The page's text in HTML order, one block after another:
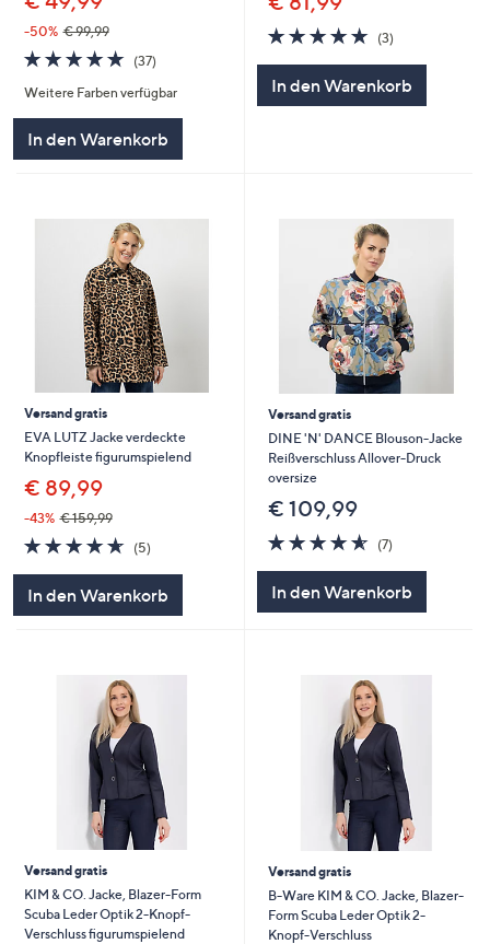
-50% € 99,99
4.7
von
5
(37)37
Weitere Farben verfügbar
In den Warenkorb
4.7
von
(3)3
In den Warenkorb
Versand gratis
EVA LUTZ Jacke verdeckte
Knopfleiste figurumspielend
€ 89,99
-43% € 159,99
4.6
von
(5)5
In den Warenkorb
Versand gratis
DINE 'N' DANCE Blouson-Jacke
Reißverschluss Allover-Druck
oversize
€ 109,99
4.6
von
(7)7
In den Warenkorb
Versand gratis
KIM & CO. Jacke, Blazer-Form
Scuba Leder Optik 2-Knopf-
Verschluss figurumspielend
Versand gratis
B-Ware KIM & CO. Jacke, Blazer-
Form Scuba Leder Optik 2-
Knopf-Verschluss